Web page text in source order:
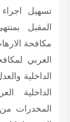
تسهيل اجراء
المقبل
مكافحة
العربي
الداخلية
المخدرات من